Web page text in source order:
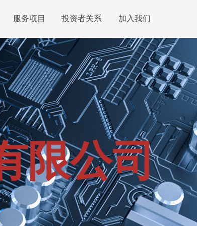
服务项目 投资者关系 加入我们
限公司